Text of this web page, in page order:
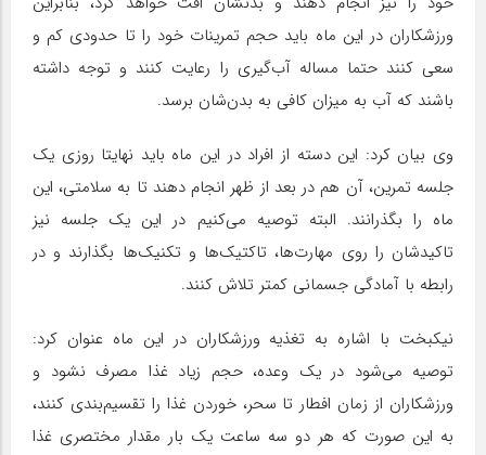
ورزشکاران در این ماه باید حجم تمرینات خود را تا حدودی کم و
سعی کنند حتما مساله آب‌گیری را رعایت کنند و توجه داشته
باشند که آب به میزان کافی به بدن‌شان برسد.
وی بیان کرد: این دسته از افراد در این ماه باید نهایتا روزی یک
جلسه تمرین، آن هم در بعد از ظهر انجام دهند تا به سلامتی، این
ماه را بگذرانند. البته توصیه می‌کنیم در این یک جلسه نیز
تاکیدشان را روی مهارت‌ها، تاکتیک‌ها و تکنیک‌ها بگذارند و در
رابطه با آمادگی جسمانی کمتر تلاش کنند.
نیکبخت با اشاره به تغذیه ورزشکاران در این ماه عنوان کرد:
توصیه می‌شود در یک وعده، حجم زیاد غذا مصرف نشود و
ورزشکاران از زمان افطار تا سحر، خوردن غذا را تقسیم‌بندی کنند،
به این صورت که هر دو سه ساعت یک بار مقدار مختصری غذا